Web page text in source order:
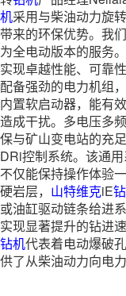
机采用与柴油动力旋转
带来的环保优势。我
为全电动版本的服务
实现卓越性能、可靠
配备强劲的电力机组
内置软启动器，能有
造成干扰。多电压多
保与矿山变电站的充
DRi控制系统。该通
不仅能保持操作体验
硬岩层， 山特维克iE
或油缸驱动链条给进
实现显著提升的钻进
钻机代表着电动爆破孔
供了从柴油动力向电